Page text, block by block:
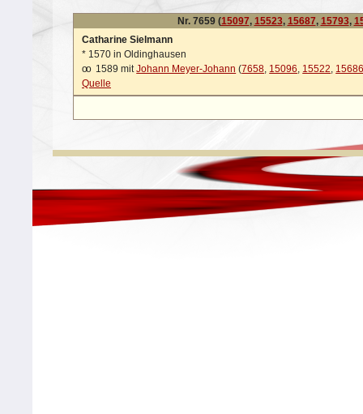
Nr. 7659 (15097, 15523, 15687, 15793,
Catharine Sielmann
* 1570 in Oldinghausen
oo
1589 mitJohann Meyer-Johann (7658, 15096, 15522,
Quelle